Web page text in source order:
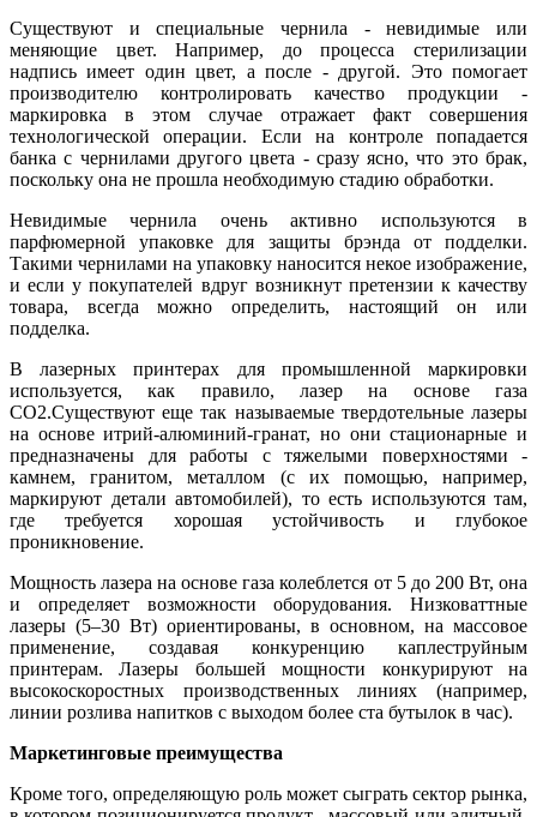
Существуют и специальные чернила - невидимые или
меняющие цвет. Например, до процесса стерилизации
надпись имеет один цвет, а после - другой. Это помогает
производителю контролировать качество продукции -
маркировка в этом случае отражает факт совершения
технологической операции. Если на контроле попадается
банка с чернилами другого цвета - сразу ясно, что это брак,
поскольку она не прошла необходимую стадию обработки.
Невидимые чернила очень активно используются в
парфюмерной упаковке для защиты брэнда от подделки.
Такими чернилами на упаковку наносится некое изображение,
и если у покупателей вдруг возникнут претензии к качеству
товара, всегда можно определить, настоящий он или
подделка.
В лазерных принтерах для промышленной маркировки
используется, как правило, лазер на основе газа
СО2.Существуют еще так называемые твердотельные лазеры
на основе итрий-алюминий-гранат, но они стационарные и
предназначены для работы с тяжелыми поверхностями -
камнем, гранитом, металлом (с их помощью, например,
маркируют детали автомобилей), то есть используются там,
где требуется хорошая устойчивость и глубокое
проникновение.
Мощность лазера на основе газа колеблется от 5 до 200 Вт, она
и определяет возможности оборудования. Низковаттные
лазеры (5–30 Вт) ориентированы, в основном, на массовое
применение, создавая конкуренцию каплеструйным
принтерам. Лазеры большей мощности конкурируют на
высокоскоростных производственных линиях (например,
линии розлива напитков с выходом более ста бутылок в час).
Маркетинговые преимущества
Кроме того, определяющую роль может сыграть сектор рынка,